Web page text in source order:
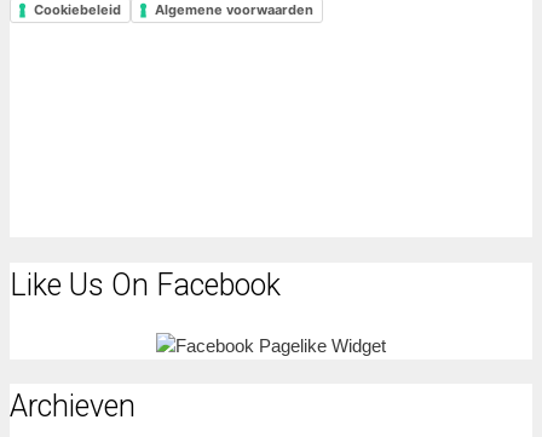
Cookiebeleid Algemene voorwaarden
Like Us On Facebook
Archieven